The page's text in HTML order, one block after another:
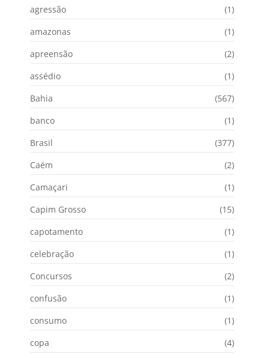
agressão
(1)
amazonas
(1)
apreensão
(2)
assédio
(1)
Bahia
(567)
banco
(1)
Brasil
(377)
Caém
(2)
Camaçari
(1)
Capim Grosso
(15)
capotamento
(1)
celebração
(1)
Concursos
(2)
confusão
(1)
consumo
(1)
copa
(4)